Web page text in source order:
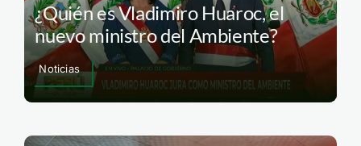
¿Quién es Vladimiro Huaroc, el
nuevo ministro del Ambiente?
Noticias